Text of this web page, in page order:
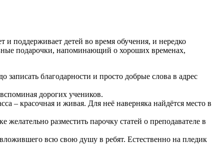
поддерживает детей во время обучения, и нередко
подарочки, напоминающий о хороших временах,
записать благодарности и просто добрые слова в адрес
дорогих учеников.
– красочная и живая. Для неё наверняка найдётся место в
разместить парочку статей о преподавателе в
всю свою душу в ребят. Естественно на пледик